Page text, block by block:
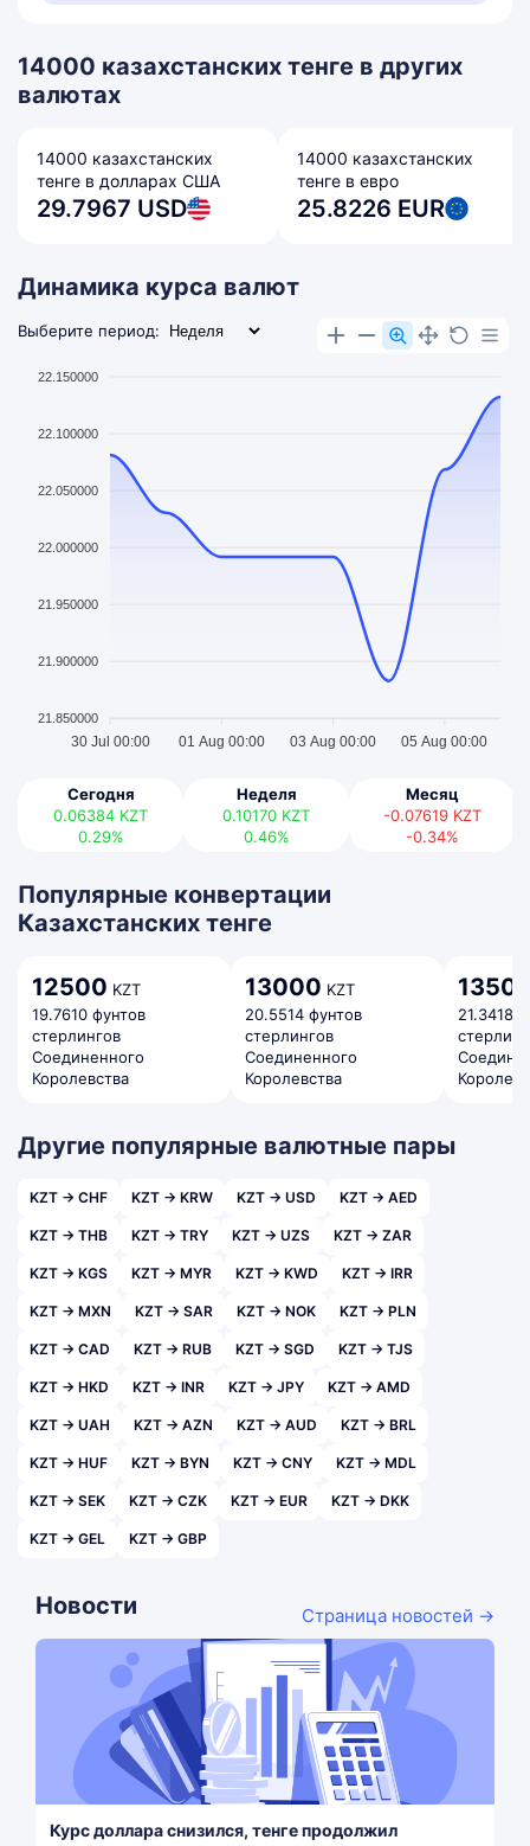
14000 казахстанских тенге в других
валютах
14000 казахстанских
тенге в долларах США
29.7967 USD
14000 казахстанских
тенге в евро
25.8226 EUR
Динамика курса валют
Выберите период:
22.150000
22.100000
22.050000
22.000000
21.950000
21.900000
21.850000
30 Jul 00:00 01 Aug 00:00 03 Aug 00:00 05 Aug 00:00
Сегодня
0.06384 KZT
0.29%
Неделя
0.10170 KZT
0.46%
Месяц
-0.07619 KZT
-0.34%
Популярные конвертации
Казахстанских тенге
12500 KZT
19.7610 фунтов
стерлингов
Соединенного
Королевства
13000 KZT
20.5514 фунтов
стерлингов
Соединенного
Королевства
21.3418
Другие популярные валютные пары
KZT → CHF KZT → KRW KZT → USD KZT → AED
KZT → THB KZT → TRY KZT → UZS KZT → ZAR
KZT → KGS KZT → MYR KZT → KWD KZT → IRR
KZT → MXN KZT → SAR KZT → NOK KZT → PLN
KZT → CAD KZT → RUB KZT → SGD KZT → TJS
KZT → HKD KZT → INR KZT → JPY KZT → AMD
KZT → UAH KZT → AZN KZT → AUD KZT → BRL
KZT → HUF KZT → BYN KZT → CNY KZT → MDL
KZT → SEK KZT → CZK KZT → EUR KZT → DKK
KZT → GEL KZT → GBP
Новости Страница новостей →
Курс доллара снизился, тенге продолжил